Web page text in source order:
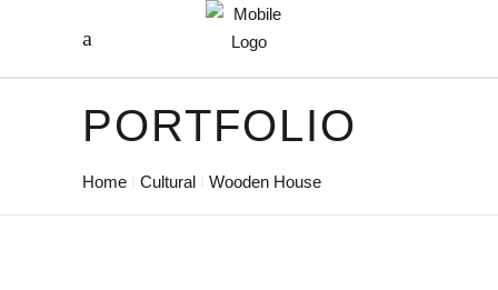
PORTFOLIO
Home Cultural Wooden House